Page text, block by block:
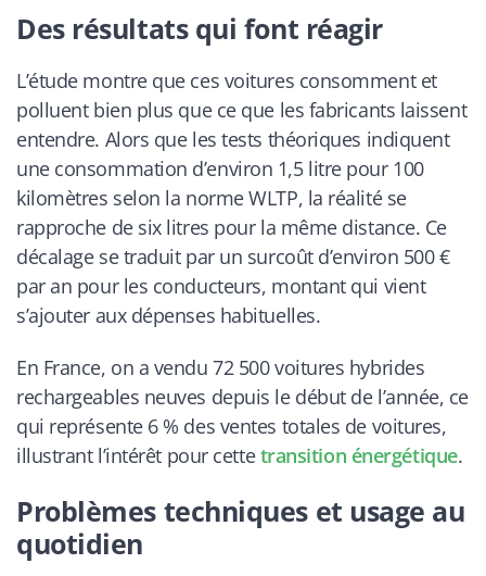
Des résultats qui font réagir
L’étude montre que ces voitures consomment et
polluent bien plus que ce que les fabricants laissent
entendre. Alors que les tests théoriques indiquent
une consommation d’environ 1,5 litre pour 100
kilomètres selon la norme WLTP, la réalité se
rapproche de six litres pour la même distance. Ce
décalage se traduit par un surcoût d’environ 500 €
par an pour les conducteurs, montant qui vient
s’ajouter aux dépenses habituelles.
En France, on a vendu 72 500 voitures hybrides
rechargeables neuves depuis le début de l’année, ce
qui représente 6 % des ventes totales de voitures,
illustrant l’intérêt pour cettetransition énergétique.
Problèmes techniques et usage au
quotidien